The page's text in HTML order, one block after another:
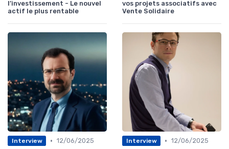
l’investissement - Le nouvel
actif le plus rentable
vos projets associatifs avec
Vente Solidaire
Interview • 12/06/2025
Interview • 12/06/2025